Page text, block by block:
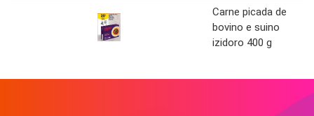
Carne picada de
bovino e suino
izidoro 400 g